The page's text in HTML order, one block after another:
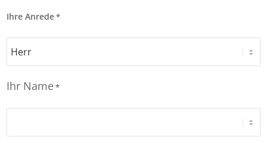
Ihre Anrede*
Ihr Name*